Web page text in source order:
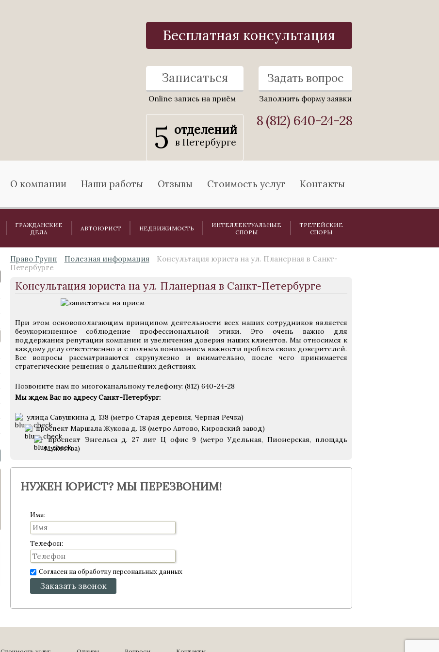
Бесплатная консультация
Записаться
Online запись на приём
Задать вопрос
Заполнить форму заявки
5 отделений
в Петербурге
8 (812) 640-24-28
О компании Наши работы Отзывы Стоимость услуг Контакты
ГРАЖДАНСКИЕ
ДЕЛА
АВТОЮРИСТ НЕДВИЖИМОСТЬ
ИНТЕЛЛЕКТУАЛЬНЫЕ
СПОРЫ
ТРЕТЕЙСКИЕ
СПОРЫ
Право Групп Полезная информация
Консультация юриста на ул. Планерная в Санкт-
Петербурге
Консультация юриста на ул. Планерная в Санкт-Петербурге
При этом основополагающим принципом деятельности всех наших сотрудников является
безукоризненное соблюдение профессиональной этики. Это очень важно для
поддержания репутации компании и увеличения доверия наших клиентов. Мы относимся к
каждому делу ответственно и с полным пониманием важности проблем своих доверителей.
Все вопросы рассматриваются скрупулезно и внимательно, после чего принимается
стратегические решения о дальнейших действиях.
Позвоните нам по многоканальному телефону: (812) 640-24-28
Мы ждем Вас по адресу Санкт-Петербург:
улица Савушкина д. 138 (метро Старая деревня, Черная Речка)
проспект Маршала Жукова д. 18 (метро Автово, Кировский завод)
проспект Энгельса д. 27 лит Ц офис 9 (метро Удельная, Пионерская, площадь
Мужества)
НУЖЕН ЮРИСТ? МЫ ПЕРЕЗВОНИМ!
Имя:
Телефон:
Согласен на обработку персональных данных
Заказать звонок